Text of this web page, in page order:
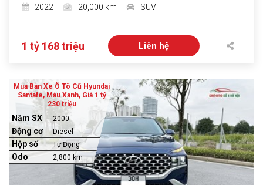
2022
20,000 km SUV
1 tỷ 168 triệu Liên hệ
Mua Bán Xe Ô Tô Cũ Hyundai
Santafe, Màu Xanh, Giá 1 tỷ
230 triệu
Năm SX 2000
Động cơ Diesel
Hộp số Tự Động
Odo 2,800 km